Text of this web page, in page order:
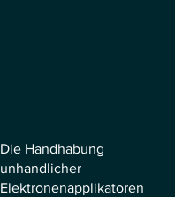
Die Handhabung
unhandlicher
Elektronenapplikatoren